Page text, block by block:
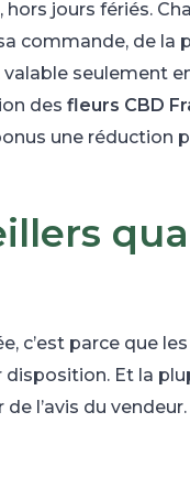
hors jours fériés.
commande, de la
valable seulement
des fleurs CBD
une réduction
c’est parce que
Et la
l’avis du